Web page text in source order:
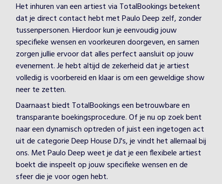
Het inhuren van een artiest via TotalBookings betekent
dat je direct contact hebt met Paulo Deep zelf, zonder
tussenpersonen. Hierdoor kun je eenvoudig jouw
specifieke wensen en voorkeuren doorgeven, en samen
zorgen jullie ervoor dat alles perfect aansluit op jouw
evenement. Je hebt altijd de zekerheid dat je artiest
volledig is voorbereid en klaar is om een geweldige show
neer te zetten.
Daarnaast biedt TotalBookings een betrouwbare en
transparante boekingsprocedure. Of je nu op zoek bent
naar een dynamisch optreden of juist een ingetogen act
uit de categorie Deep House DJ's, je vindt het allemaal bij
ons. Met Paulo Deep weet je dat je een flexibele artiest
boekt die inspeelt op jouw specifieke wensen en de
sfeer die je voor ogen hebt.